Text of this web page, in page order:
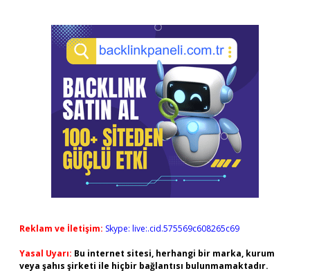
Reklam ve İletişim: Skype: live:.cid.575569c608265c69
Yasal Uyarı: Bu internet sitesi, herhangi bir marka, kurum
veya şahıs şirketi ile hiçbir bağlantısı bulunmamaktadır.